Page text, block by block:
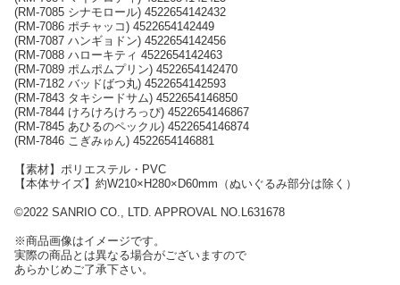
(RM-7085 シナモロール) 4522654142432
(RM-7086 ポチャッコ) 4522654142449
(RM-7087 ハンギョドン) 4522654142456
(RM-7088 ハローキティ 4522654142463
(RM-7089 ポムポムプリン) 4522654142470
(RM-7182 バッドばつ丸) 4522654142593
(RM-7843 タキシードサム) 4522654146850
(RM-7844 けろけろけろっぴ) 4522654146867
(RM-7845 あひるのペックル) 4522654146874
(RM-7846 こぎみゅん) 4522654146881
【素材】ポリエステル・PVC
【本体サイズ】約W210×H280×D60mm（ぬいぐるみ部分は除く）
©2022 SANRIO CO., LTD. APPROVAL NO.L631678
※商品画像はイメージです。
実際の商品とは異なる場合がございますので
あらかじめご了承下さい。